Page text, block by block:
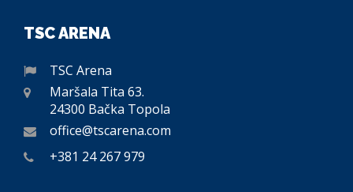
TSC ARENA
TSC Arena
Maršala Tita 63.
24300 Bačka Topola
office@tscarena.com
+381 24 267 979